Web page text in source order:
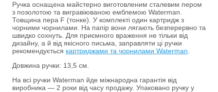
Ручка оснащена майстерно виготовленим сталевим пером
з позолотою та вигравіюваною емблемою Waterman.
Товщина пера F (тонке). У комплекті один картридж з
чорними чорнилами. На папір вони лягають безперервно та
швидко сохнуть. Для приємного враження не тільки від
дизайну, а й від якісного письма, заправляти ці ручки
рекомендується картриджами та чорнилами Waterman
Довжина ручки: 13,5 см.
На всі ручки Waterman йде міжнародна гарантія від
виробника — 2 роки від часу продажу. Упаковано ручку у